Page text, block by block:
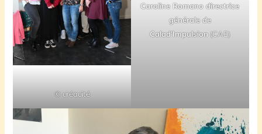
© créacité
Caroline Romano directrice
générale de
Calad’Impulsion(CAE)